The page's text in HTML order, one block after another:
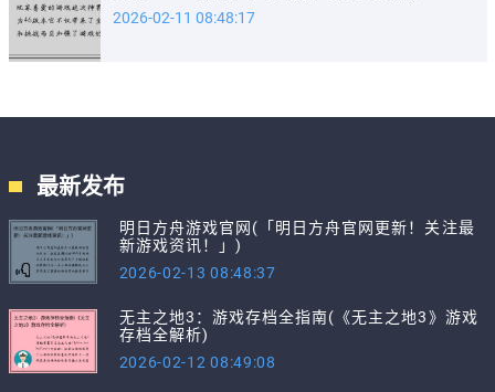
2026-02-11 08:48:17
最新发布
明日方舟游戏官网(「明日方舟官网更新！关注最
新游戏资讯！」)
2026-02-13 08:48:37
无主之地3：游戏存档全指南(《无主之地3》游戏
存档全解析)
2026-02-12 08:49:08